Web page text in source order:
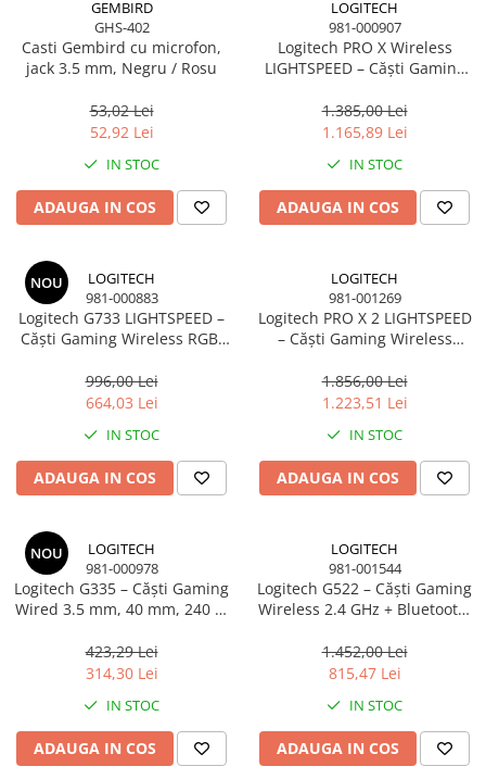
GEMBIRD
GHS-402
Casti Gembird cu microfon,
jack 3.5 mm, Negru / Rosu
53,02 Lei
52,92 Lei
IN STOC
ADAUGA IN COS
LOGITECH
981-000907
Logitech PRO X Wireless
LIGHTSPEED – Căști Gaming
50mm, 20h, Black
1.385,00 Lei
1.165,89 Lei
IN STOC
ADAUGA IN COS
NOU
LOGITECH
981-000883
Logitech G733 LIGHTSPEED –
Căști Gaming Wireless RGB,
White
996,00 Lei
664,03 Lei
IN STOC
ADAUGA IN COS
LOGITECH
981-001269
Logitech PRO X 2 LIGHTSPEED
– Căști Gaming Wireless
50h, White
1.856,00 Lei
1.223,51 Lei
IN STOC
ADAUGA IN COS
NOU
LOGITECH
981-000978
Logitech G335 – Căști Gaming
Wired 3.5 mm, 40 mm, 240 g,
423,29 Lei
314,30 Lei
IN STOC
ADAUGA IN COS
LOGITECH
981-001544
Logitech G522 – Căști Gaming
Wireless 2.4 GHz + Bluetooth,
70h, Black
1.452,00 Lei
815,47 Lei
IN STOC
ADAUGA IN COS